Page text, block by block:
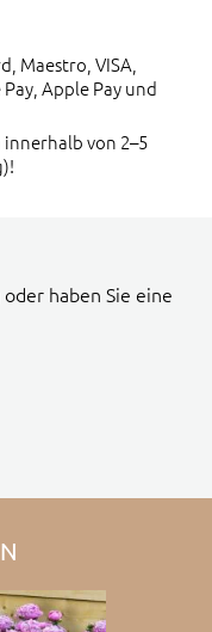
Maestro, VISA,
Apple Pay und
von 2–5
haben Sie eine